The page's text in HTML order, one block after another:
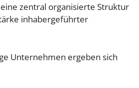
zentral organisierte Struktur
inhabergeführter
Unternehmen ergeben sich